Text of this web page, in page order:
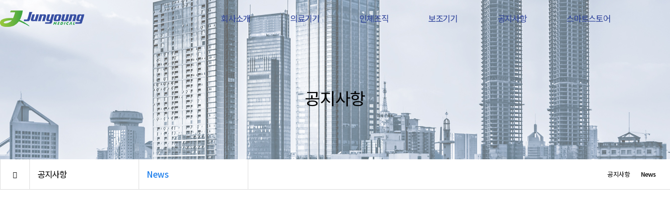
회사소개 의료기기 인체조직 보조기기 공지사항 스마트스토어
공지사항 News 공지사항 News
공지사항